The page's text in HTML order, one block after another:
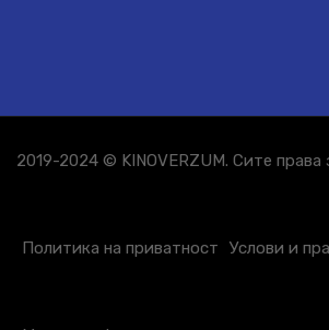
2019-2024 © KINOVERZUM. Сите права
Политика на приватност Услови и